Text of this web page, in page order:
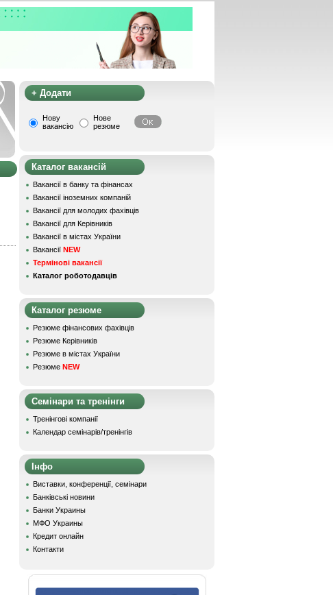
+ Додати
Нову
вакансію
Нове
резюме
Каталог вакансій
Вакансії в банку та фінансах
Вакансії іноземних компаній
Вакансії для молодих фахівців
Вакансії для Керівників
Вакансії в містах України
Вакансії NEW
Термінові вакансії
Каталог роботодавців
Каталог резюме
Резюме фінансових фахівців
Резюме Керівників
Резюме в містах України
Резюме NEW
Семінари та тренінги
Тренінгові компанії
Календар семінарів/тренінгів
Інфо
Виставки, конференції, семінари
Банківські новини
Банки Украины
МФО Украины
Кредит онлайн
Контакти